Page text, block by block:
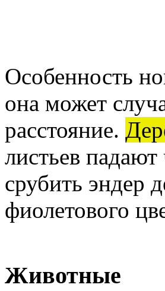
Особенность
она может
расстояние.
листьев
срубить эндер
фиолетового
Животные